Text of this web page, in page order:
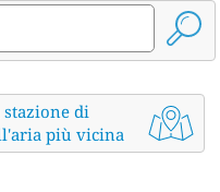
di
più vicina